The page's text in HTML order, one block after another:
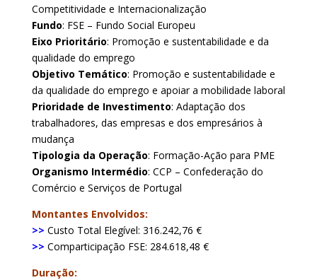
Competitividade e Internacionalização
Fundo: FSE – Fundo Social Europeu
Eixo Prioritário: Promoção e sustentabilidade e da
qualidade do emprego
Objetivo Temático: Promoção e sustentabilidade e
da qualidade do emprego e apoiar a mobilidade laboral
Prioridade de Investimento: Adaptação dos
trabalhadores, das empresas e dos empresários à
mudança
Tipologia da Operação: Formação-Ação para PME
Organismo Intermédio: CCP – Confederação do
Comércio e Serviços de Portugal
Montantes Envolvidos:
>> Custo Total Elegível: 316.242,76 €
>> Comparticipação FSE: 284.618,48 €
Duração: